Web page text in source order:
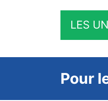
LES
Pour